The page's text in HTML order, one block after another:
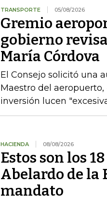
TRANSPORTE 05/08/2026
Gremio
gobierno
María Córdova
El Consejo solicitó una
Maestro del
inversión lucen
HACIENDA 08/08/2026
Estos son los
Abelardo de la
mandato